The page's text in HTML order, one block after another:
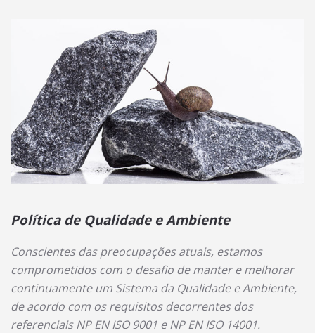
Política de Qualidade e Ambiente
Conscientes das preocupações atuais, estamos
comprometidos com o desafio de manter e melhorar
continuamente um Sistema da Qualidade e Ambiente,
de acordo com os requisitos decorrentes dos
referenciais NP EN ISO 9001 e NP EN ISO 14001.